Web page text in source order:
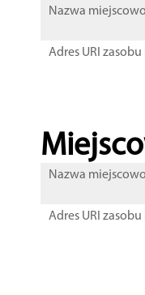
Nazwa
Adres URI zasobu
Nazwa
Adres URI zasobu